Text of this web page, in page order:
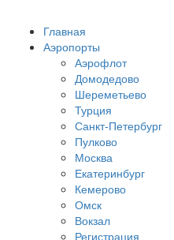
Главная
Аэропорты
Аэрофлот
Домодедово
Шереметьево
Турция
Санкт-Петербург
Пулково
Москва
Екатеринбург
Кемерово
Омск
Вокзал
Регистрация